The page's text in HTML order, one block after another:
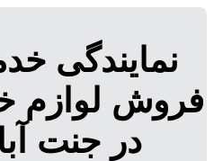
نمایندگی
فروش لوازم
در جنت